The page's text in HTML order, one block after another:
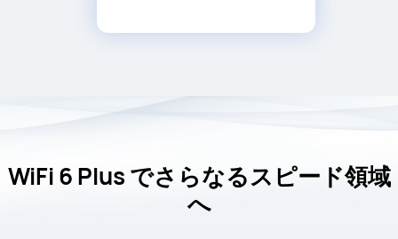
WiFi 6 Plus でさらなるスピード領域
へ